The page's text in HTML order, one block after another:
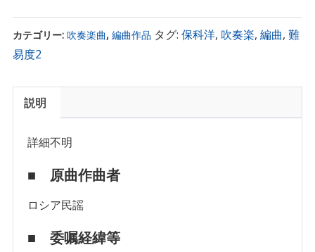
カテゴリー: 吹奏楽曲, 編曲作品 タグ: 保科洋, 吹奏楽, 編曲, 難
易度2
説明
詳細不明
■ 原曲作曲者
ロシア民謡
■ 委嘱経緯等